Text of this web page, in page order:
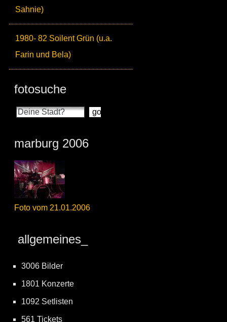
Sahnie)
1980- 82 Soilent Grün (u.a.
Farin und Bela)
fotosuche
marburg 2006
Foto vom 21.01.2006
allgemeines_
3006 Bilder
1801 Konzerte
1092 Setlisten
561 Tickets